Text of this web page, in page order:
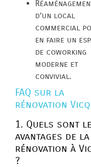
d’un local
commercial
en faire un
de coworking
moderne et
convivial.
FAQ sur la
rénovation Vicq
1. Quels sont
avantages de la
rénovation à
?